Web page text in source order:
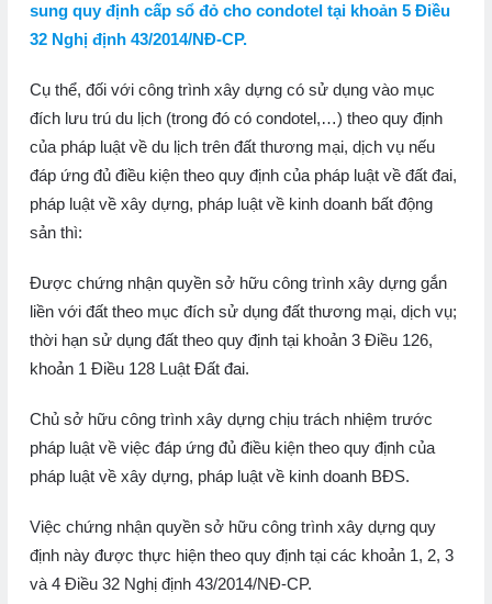
sung quy định cấp sổ đỏ cho condotel tại khoản 5 Điều
32 Nghị định 43/2014/NĐ-CP.
Cụ thể, đối với công trình xây dựng có sử dụng vào mục
đích lưu trú du lịch (trong đó có condotel,…) theo quy định
của pháp luật về du lịch trên đất thương mại, dịch vụ nếu
đáp ứng đủ điều kiện theo quy định của pháp luật về đất đai,
pháp luật về xây dựng, pháp luật về kinh doanh bất động
sản thì:
Được chứng nhận quyền sở hữu công trình xây dựng gắn
liền với đất theo mục đích sử dụng đất thương mại, dịch vụ;
thời hạn sử dụng đất theo quy định tại khoản 3 Điều 126,
khoản 1 Điều 128 Luật Đất đai.
Chủ sở hữu công trình xây dựng chịu trách nhiệm trước
pháp luật về việc đáp ứng đủ điều kiện theo quy định của
pháp luật về xây dựng, pháp luật về kinh doanh BĐS.
Việc chứng nhận quyền sở hữu công trình xây dựng quy
định này được thực hiện theo quy định tại các khoản 1, 2, 3
và 4 Điều 32 Nghị định 43/2014/NĐ-CP.